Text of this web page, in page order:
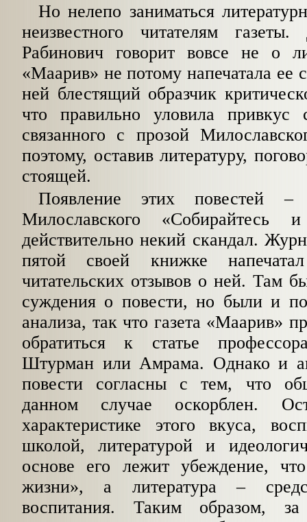
Но нелепо заниматься
неиз­вестного читателям
Рабинович говорит вовсе не о
«Маарив» не потому напечатала ее
ней блестящий образчик
что правильно уловила привкус
связанного с прозой
поэтому, оставив литературу,
стоящей.
Появление этих повестей –
Милославского
действительно некий скандал.
пятой своей книжке
читательских отзывов о ней. Там
суждения о повести, но были и
анализа, так что газета «Маарив»
обратиться к статье
Штурман или Амрама. Однако и
повести согласны с тем, что
данном случае оскорблен.
характерис­тике этого вкуса,
школой, литературой и
основе его лежит убеждение,
жизни», а литература –
воспитания. Таким образом, за